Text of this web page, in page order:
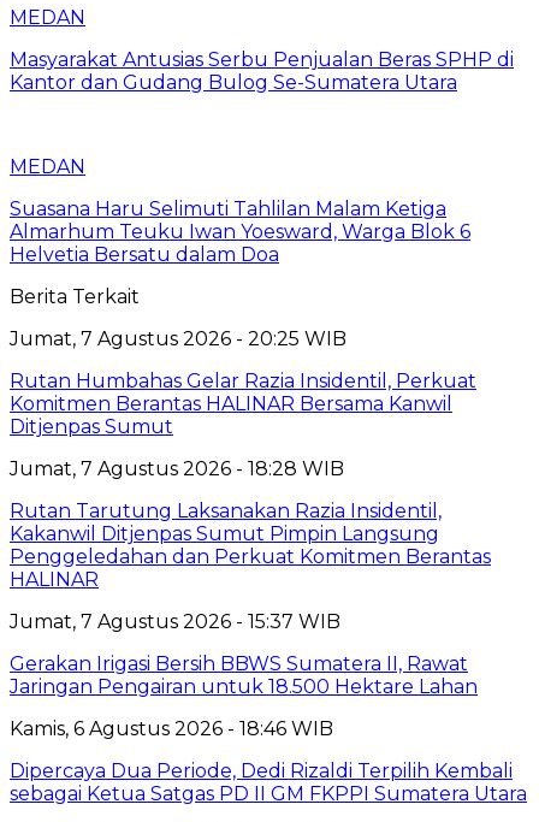
MEDAN
Masyarakat Antusias Serbu Penjualan Beras SPHP di
Kantor dan Gudang Bulog Se-Sumatera Utara
MEDAN
Suasana Haru Selimuti Tahlilan Malam Ketiga
Almarhum Teuku Iwan Yoesward, Warga Blok 6
Helvetia Bersatu dalam Doa
Berita Terkait
Jumat, 7 Agustus 2026 - 20:25 WIB
Rutan Humbahas Gelar Razia Insidentil, Perkuat
Komitmen Berantas HALINAR Bersama Kanwil
Ditjenpas Sumut
Jumat, 7 Agustus 2026 - 18:28 WIB
Rutan Tarutung Laksanakan Razia Insidentil,
Kakanwil Ditjenpas Sumut Pimpin Langsung
Penggeledahan dan Perkuat Komitmen Berantas
HALINAR
Jumat, 7 Agustus 2026 - 15:37 WIB
Gerakan Irigasi Bersih BBWS Sumatera II, Rawat
Jaringan Pengairan untuk 18.500 Hektare Lahan
Kamis, 6 Agustus 2026 - 18:46 WIB
Dipercaya Dua Periode, Dedi Rizaldi Terpilih Kembali
sebagai Ketua Satgas PD II GM FKPPI Sumatera Utara